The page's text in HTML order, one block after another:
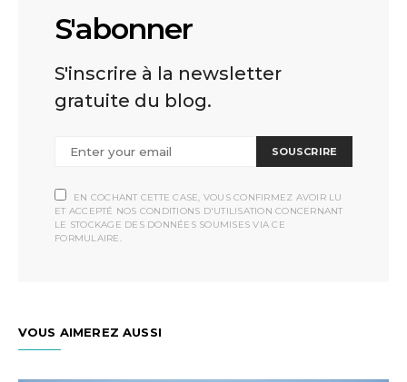
S'abonner
S'inscrire à la newsletter
gratuite du blog.
SOUSCRIRE
EN COCHANT CETTE CASE, VOUS CONFIRMEZ AVOIR LU
ET ACCEPTÉ NOS CONDITIONS D'UTILISATION CONCERNANT
LE STOCKAGE DES DONNÉES SOUMISES VIA CE
FORMULAIRE.
VOUS AIMEREZ AUSSI